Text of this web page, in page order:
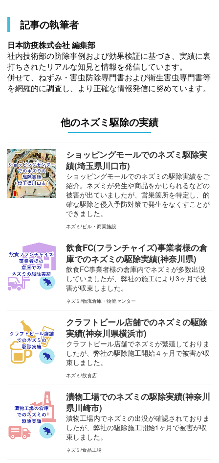
記事の執筆者
日本防疫株式会社 編集部
社内技術部の防除事例および効果検証に基づき、実績に裏
打ちされたリアルな知見と情報を発信しています。
併せて、ねずみ・害虫防除専門書および衛生害虫専門書等
を網羅的に調査し、より正確な情報発信に努めています。
他のネズミ駆除の実績
ショッピングモールでのネズミ駆除実
績(埼玉県川口市)
ショッピングモールでのネズミの駆除実績をご
紹介。ネズミが発生や商品をかじられるなどの
被害が出ていましたが、営巣箇所を特定し、的
確な駆除と侵入予防対策で発生をなくすことが
できました。
ネズミ ビル・商業施設
飲食FC(フランチャイズ)事業者様の倉
庫でのネズミの駆除実績(神奈川県)
飲食FC事業者様の倉庫内でネズミが多数出没
していましたが、弊社の施工により3ヶ月で被
害が収束しました。
ネズミ 物流倉庫・物流センター
クラフトビール店舗でのネズミの駆除
実績(神奈川県横浜市)
クラフトビール店舗でネズミが繁殖しておりま
したが、弊社の駆除施工開始４ヶ月で被害が収
束しました。
ネズミ 飲食店
漬物工場でのネズミの駆除実績(神奈川
県川崎市)
漬物工場内でネズミの出没が確認されておりま
したが、弊社の駆除施工開始1ヶ月で被害が収
束しました。
ネズミ 食品工場